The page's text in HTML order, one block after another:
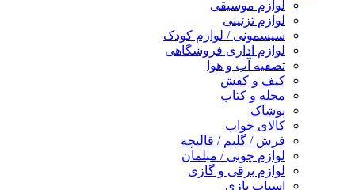
لوازم موسیقی
لوازم تزئینی
سیسمونی / لوازم کودک
لوازم اداری فروشگاهی
تصفیه آب و هوا
کیف و کفش
مجله و کتاب
پوشاک
کالای خواب
فرش / گلیم / قالیچه
لوازم چوبی / مبلمان
لوازم برقی و گازی
اسباب بازی